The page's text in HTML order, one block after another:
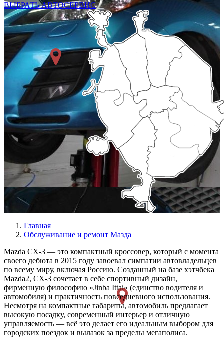
ВЫБРАТЬ АВТОСЕРВИС
Главная
Обслуживание и ремонт Мазда
Mazda CX-3 — это компактный кроссовер, который с момента
своего дебюта в 2015 году завоевал симпатии автовладельцев
по всему миру, включая Россию. Созданный на базе хэтчбека
Mazda2, CX-3 сочетает в себе спортивный дизайн,
фирменную философию «Jinba Ittai» (единство водителя и
автомобиля) и практичность повседневного использования.
Несмотря на компактные габариты, автомобиль предлагает
высокую посадку, современный интерьер и отличную
управляемость — всё это делает его идеальным выбором для
городских поездок и вылазок за пределы мегаполиса.